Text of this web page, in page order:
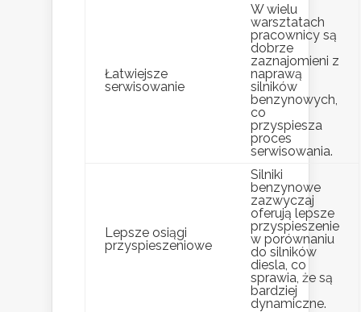
Łatwiejsze
serwisowanie
W wielu
warsztatach
pracownicy są
dobrze
zaznajomieni z
naprawą
silników
benzynowych,
co
przyspiesza
proces
serwisowania.
Lepsze osiągi
przyspieszeniowe
Silniki
benzynowe
zazwyczaj
oferują lepsze
przyspieszenie
w porównaniu
do silników
diesla, co
sprawia, że są
bardziej
dynamiczne.